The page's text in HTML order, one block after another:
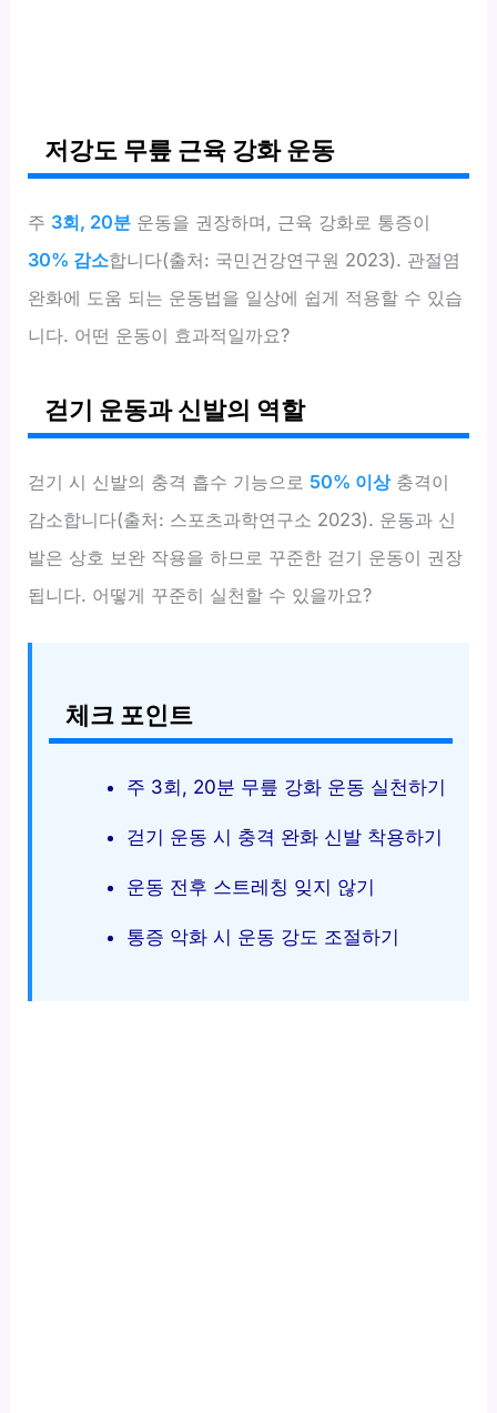
저강도 무릎 근육 강화 운동
주 3회, 20분 운동을 권장하며, 근육 강화로 통증이
30% 감소합니다(출처: 국민건강연구원 2023). 관절염
완화에 도움 되는 운동법을 일상에 쉽게 적용할 수 있습
니다. 어떤 운동이 효과적일까요?
걷기 운동과 신발의 역할
걷기 시 신발의 충격 흡수 기능으로 50% 이상충격이
감소합니다(출처: 스포츠과학연구소 2023). 운동과 신
발은 상호 보완 작용을 하므로 꾸준한 걷기 운동이 권장
됩니다. 어떻게 꾸준히 실천할 수 있을까요?
체크 포인트
주 3회, 20분 무릎 강화 운동 실천하기
걷기 운동 시 충격 완화 신발 착용하기
운동 전후 스트레칭 잊지 않기
통증 악화 시 운동 강도 조절하기